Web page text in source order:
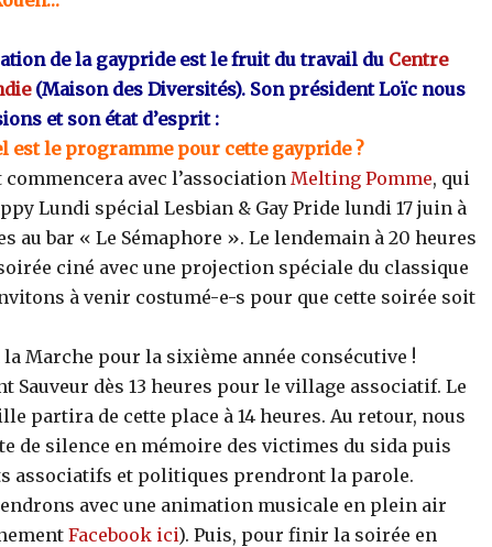
de la gaypride est le fruit du travail du Centre
(Maison des Diversités). Son président Loïc nous
et son état d’esprit :
est le programme pour cette gaypride ?
commencera avec l’association Melting Pomme, qui
Lundi spécial Lesbian & Gay Pride lundi 17 juin à
au bar « Le Sémaphore ». Le lendemain à 20 heures
ciné avec une projection spéciale du classique
à venir costumé-e-s pour que cette soirée soit
la Marche pour la sixième année consécutive !
Sauveur dès 13 heures pour le village associatif. Le
partira de cette place à 14 heures. Au retour, nous
de silence en mémoire des victimes du sida puis
associatifs et politiques prendront la parole.
avec une animation musicale en plein air
Facebook ici). Puis, pour finir la soirée en